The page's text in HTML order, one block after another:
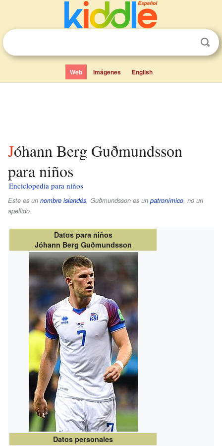
Web Imágenes English
Jóhann Berg Guðmundsson
para niños
Enciclopedia para niños
Este es un nombre islandés, Guðmundsson es un patronímico, no un
apellido.
Datos para niños
Jóhann Berg Guðmundsson
Datos personales